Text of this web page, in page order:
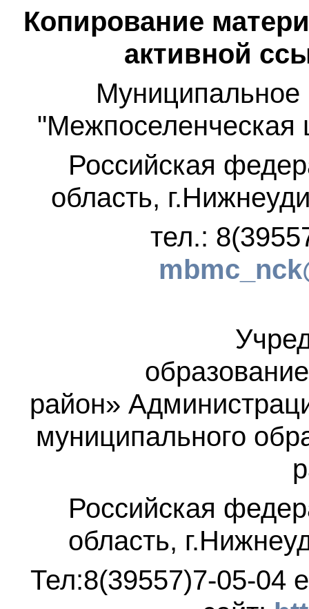
Копирование
активной
Муниципальное
"Межпоселенческая
Российская
область,
тел.:
район»
муниципального
Российская
область,
Тел:8(39557)7-05-04